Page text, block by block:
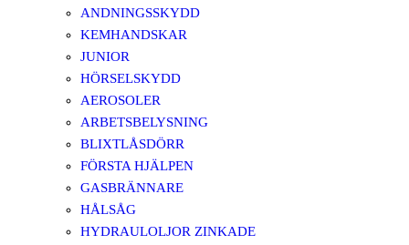
ANDNINGSSKYDD
KEMHANDSKAR
JUNIOR
HÖRSELSKYDD
AEROSOLER
ARBETSBELYSNING
BLIXTLÅSDÖRR
FÖRSTA HJÄLPEN
GASBRÄNNARE
HÅLSÅG
HYDRAULOLJOR ZINKADE